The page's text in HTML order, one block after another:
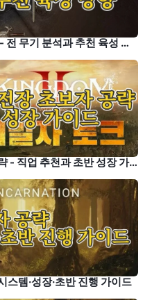
킹덤2: 타오르는 전장 직업 공략 - 전 무기 분석과 추천 육성 방향
킹덤2: 타오르는 전장 초보자 공략 - 직업 추천과 초반 성장 가이드
스템·성장·초반 진행 가이드